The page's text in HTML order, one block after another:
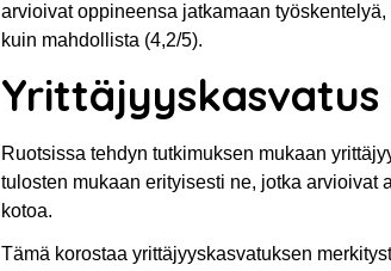
arvioivat oppineensa jatkamaan
kuin mahdollista (4,2/5).
Ruotsissa tehdyn tutkimuksen mukaan
tulosten mukaan erityisesti ne, jotka arvioivat
kotoa.
Tämä korostaa yrittäjyyskasvatuksen